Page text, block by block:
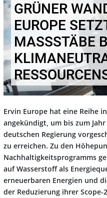
GRÜNER
EUROPE
MASSSTÄBE
Ervin Europe hat eine Reihe
angekündigt, um bis zum
deutschen Regierung
zu erreichen. Zu den
Nachhaltigkeitsprogramms
auf Wasserstoff als
erneuerbaren Energien und
der Reduzierung ihrer Scope-